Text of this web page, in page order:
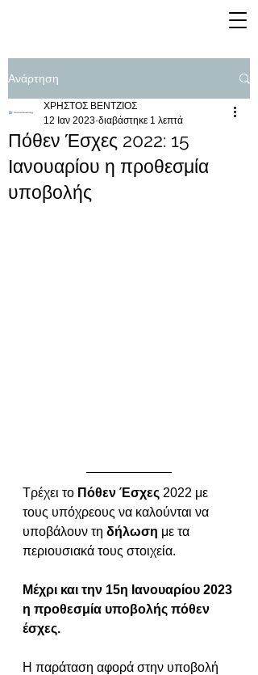
Ανάρτηση
Πόθεν Έσχες 2022: 15
Ιανουαρίου η προθεσμία
υποβολής
ΧΡΗΣΤΟΣ ΒΕΝΤΖΙΟΣ
12 Ιαν 2023 διαβάστηκε 1 λεπτά
Τρέχει το Πόθεν Έσχες 2022 με
τους υπόχρεους να καλούνται να
υποβάλουν τη δήλωση με τα
περιουσιακά τους στοιχεία.
Μέχρι και την 15η Ιανουαρίου 2023
η προθεσμία υποβολής πόθεν
έσχες.
Η παράταση αφορά στην υποβολή